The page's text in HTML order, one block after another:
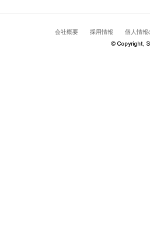
会社概要 採用情報 個人情報